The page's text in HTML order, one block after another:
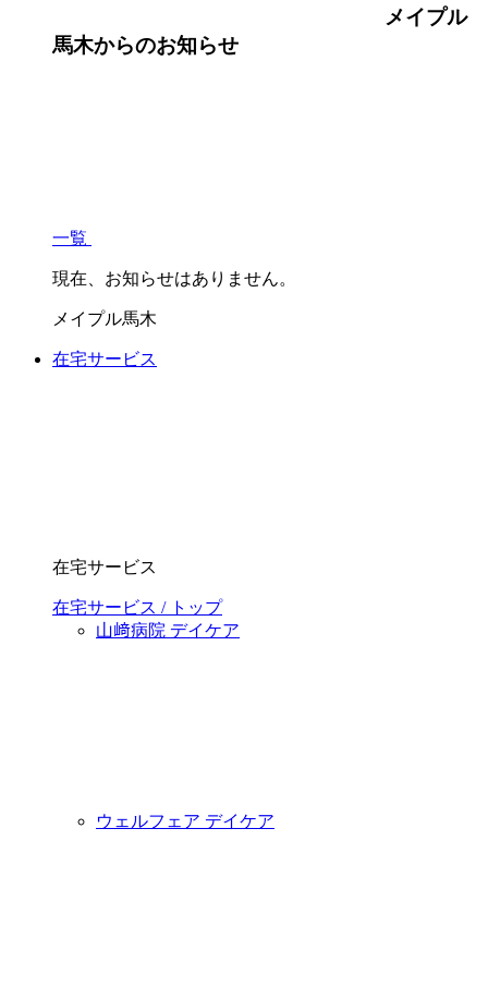
メイプル
馬木からのお知らせ
一覧
現在、お知らせはありません。
メイプル馬木
在宅サービス
在宅サービス
在宅サービス / トップ
山﨑病院 デイケア
ウェルフェア デイケア